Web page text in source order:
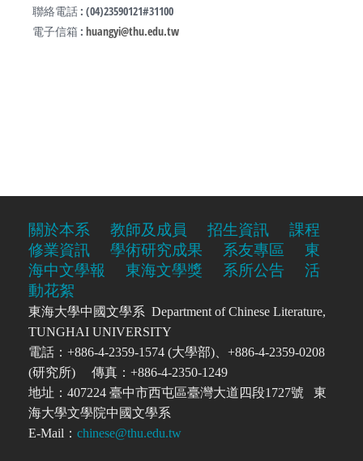
聯絡電話 : (04)23590121#31100
電子信箱 : huangyi@thu.edu.tw
關於本系 教師及成員 招生資訊
課程
修業資訊
學術研究成果 系友專區
東
海中文學報
東海文學獎 系所公告
活
動花絮
東海大學中國文學系 Department of Chinese Literature,
TUNGHAI UNIVERSITY
電話：+886-4-2359-1574 (大學部)、+886-4-2359-0208
(研究所) 傳真：+886-4-2350-1249
地址：407224 臺中市西屯區臺灣大道四段1727號 東
海大學文學院中國文學系
E-Mail： chinese@thu.edu.tw